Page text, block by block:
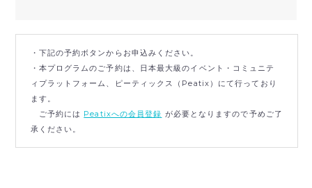
・下記の予約ボタンからお申込みください。
・本プログラムのご予約は、日本最大級のイベント・コミュニテ
ィプラットフォーム、ピーティックス（Peatix）にて行っており
ます。
ご予約には Peatixへの会員登録 が必要となりますので予めご了
承ください。